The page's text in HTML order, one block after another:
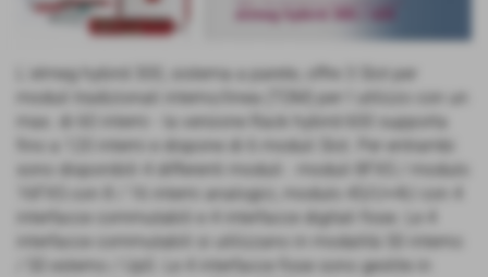
L´elmeg hybird 300, sistema a parete, offre 3 Slot per
moduli tradizionali interno/linea (TDM) per l´utilizzo con un
max. di 60 interni - la versione Rack hybird 600 supporta
fino a 120 interni e dispone di 6 moduli Slot. Per entrambi
sono disponibili 4 differenti moduli: : moduli 8FXS / modulo
16FXS con 8 / 16 interni analogici, modulo 4S/U+4U con 4
interfacce commutabili e 4 interfacce digitali fisse. Le 4
interfacce commutabili si utilizzano in modalità S0 interno
/ S0 esterno / Up0. Le 4 interfacce fisse sono gestite in